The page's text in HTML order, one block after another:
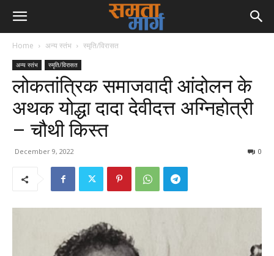
Home अन्य स्तंभ स्मृति/विरासत
अन्य स्तंभ स्मृति/विरासत
लोकतांत्रिक समाजवादी आंदोलन के
अथक योद्धा दादा देवीदत्त अग्निहोत्री
– चौथी किस्त
December 9, 2022 0